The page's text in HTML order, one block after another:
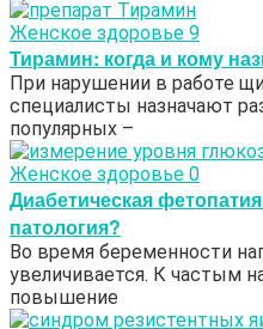
Женское здоровье 9
Тирамин: когда и кому
При нарушении в работе
специалисты назначают
популярных –
Женское здоровье 0
Диабетическая
патология?
Во время беременности
увеличивается. К частым
повышение